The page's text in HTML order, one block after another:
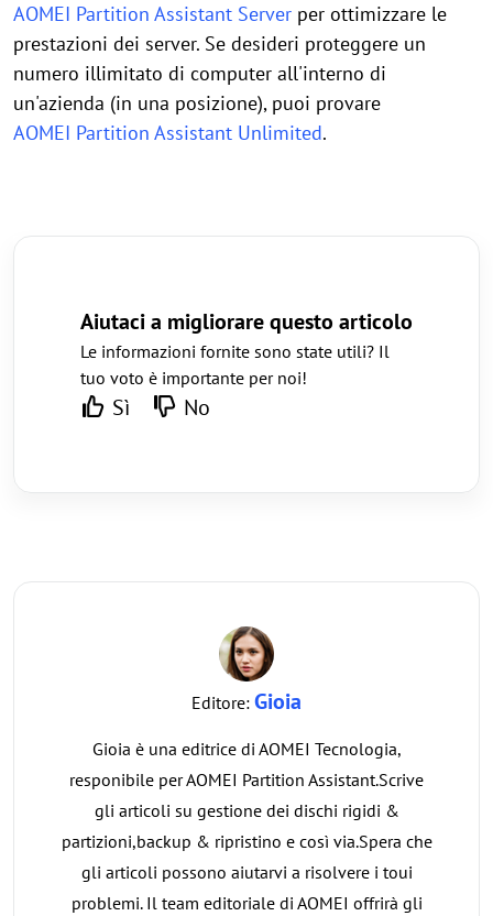
AOMEI Partition Assistant Server per ottimizzare le
prestazioni dei server. Se desideri proteggere un
numero illimitato di computer all'interno di
un'azienda (in una posizione), puoi provare
AOMEI Partition Assistant Unlimited.
Aiutaci a migliorare questo articolo
Le informazioni fornite sono state utili? Il
tuo voto è importante per noi!
Sì No
Editore: Gioia
Gioia è una editrice di AOMEI Tecnologia,
responibile per AOMEI Partition Assistant.Scrive
gli articoli su gestione dei dischi rigidi &
partizioni,backup & ripristino e così via.Spera che
gli articoli possono aiutarvi a risolvere i toui
problemi. Il team editoriale di AOMEI offrirà gli